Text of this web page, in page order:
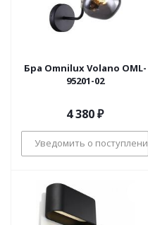
Бра Omnilux Volano OML-
95201-02
4 380₽
Уведомить о поступлении